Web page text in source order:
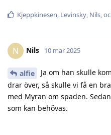
Kjeppkinesen, Levinsky, Nils,
N Nils 10 mar 2025
alfie
Ja om han skulle
drar över, så skulle vi få en
med Myran om spaden.
som kan behövas.